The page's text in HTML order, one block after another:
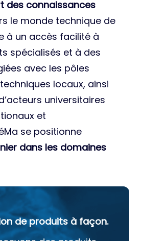
des connaissances
le monde technique de
à un accès facilité à
spécialisés et à des
avec les pôles
locaux, ainsi
universitaires
et
se positionne
dans les domaines
de produits à façon.